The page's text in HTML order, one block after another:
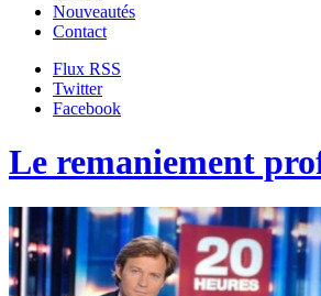
Nouveautés
Contact
Flux RSS
Twitter
Facebook
Le remaniement